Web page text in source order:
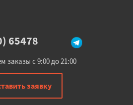
65478
заказы с 9:00 до 21:00
заявку